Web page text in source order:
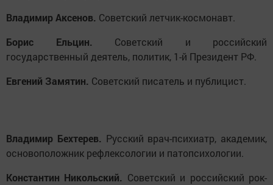
Владимир Аксенов. Советский летчик-космонавт.
Борис Ельцин. Советский и российский
государственный деятель, политик, 1-й Президент РФ.
Евгений Замятин. Советский писатель и публицист.
Владимир Бехтерев. Русский врач-психиатр, академик,
основоположник рефлексологии и патопсихологии.
Константин Никольский. Советский и российский рок-